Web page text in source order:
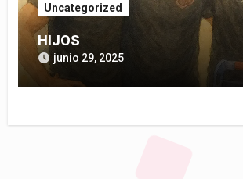
Uncategorized
HIJOS
junio 29, 2025